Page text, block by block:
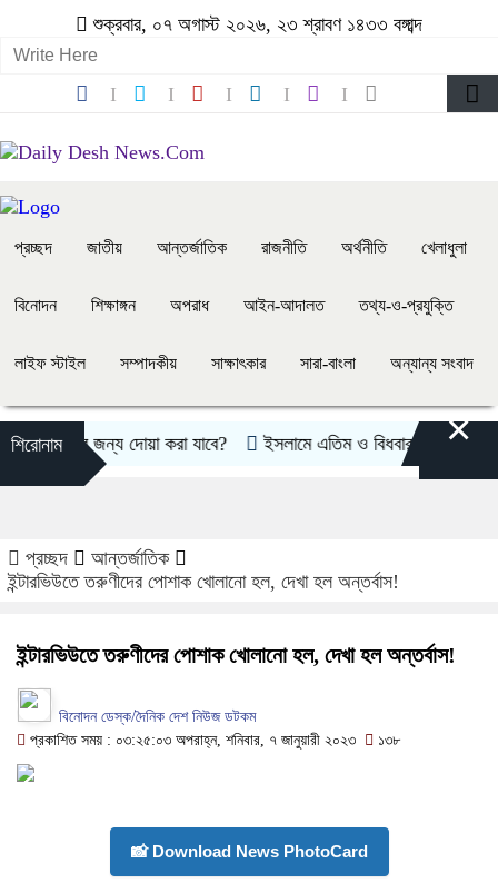
শুক্রবার, ০৭ অগাস্ট ২০২৬, ২৩ শ্রাবণ ১৪৩৩ বঙ্গাব্দ
প্রচ্ছদ জাতীয় আন্তর্জাতিক রাজনীতি অর্থনীতি খেলাধুলা
বিনোদন শিক্ষাঙ্গন অপরাধ আইন-আদালত তথ্য-ও-প্রযুক্তি
লাইফ স্টাইল সম্পাদকীয় সাক্ষাৎকার সারা-বাংলা অন্যান্য সংবাদ
শিরোনাম
পাওয়ার জন্য দোয়া করা যাবে? ইসলামে এতিম ও বিধবার অধিকার ×
প্রচ্ছদ
আন্তর্জাতিক
ইন্টারভিউতে তরুণীদের পোশাক খোলানো হল, দেখা হল অন্তর্বাস!
ইন্টারভিউতে তরুণীদের পোশাক খোলানো হল, দেখা হল অন্তর্বাস!
বিনোদন ডেস্ক/দৈনিক দেশ নিউজ ডটকম
প্রকাশিত সময় : ০৩:২৫:০৩ অপরাহ্ন, শনিবার, ৭ জানুয়ারী ২০২৩
১৩৮
📸 Download News PhotoCard